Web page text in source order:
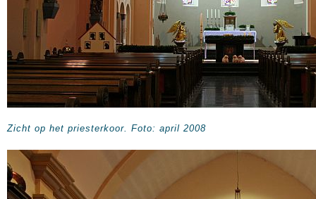
Zicht op het priesterkoor. Foto: april 2008